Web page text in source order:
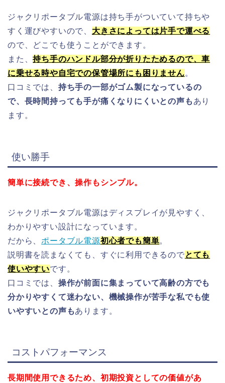
ジャクリポータブル電源は持ち手がついていて持ちや
すく運びやすいので、 大きさによっては片手で運べる
ので、どこでも使うことができます。
また、持ち手のハンドル部分が折りたためるので、車
に乗せる時や自宅での保管場所にも困りません。
口コミでは、 持ち手の一部がゴム製になっているの
で、長時間持っても手が痛くなりにくいとの声も あり
ます。
使い勝手
簡単に接続でき、操作もシンプル。
ジャクリポータブル電源はディスプレイが見やすく、
わかりやすい設計になっています。
だから、 ポータブル電源初心者でも簡単。
説明書を読まなくても、すぐに利用できるのでとても
使いやすいです。
口コミでは、 操作が前面に集まっていて高齢の方でも
分かりやすくて迷わない、機械操作が苦手な私でも使
いやすいとの声もあります。
コストパフォーマンス
長期間使用できるため、初期投資としての価値があ